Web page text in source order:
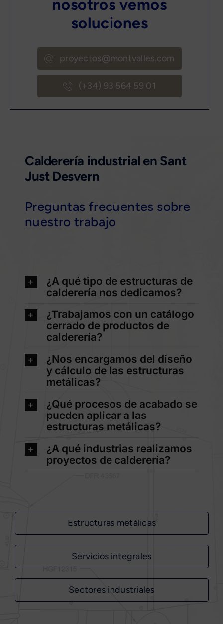
nosotros vemos
soluciones
proyectos@montvalles.com
(+34) 93 564 59 01
Calderería industrial en Sant
Just Desvern
Preguntas frecuentes sobre
nuestro trabajo
¿A qué tipo de estructuras de
calderería nos dedicamos?
¿Trabajamos con un catálogo
cerrado de productos de
calderería?
¿Nos encargamos del diseño
y cálculo de las estructuras
metálicas?
¿Qué procesos de acabado se
pueden aplicar a las
estructuras metálicas?
¿A qué industrias realizamos
proyectos de calderería?
Estructuras metálicas
Servicios integrales
Sectores industriales